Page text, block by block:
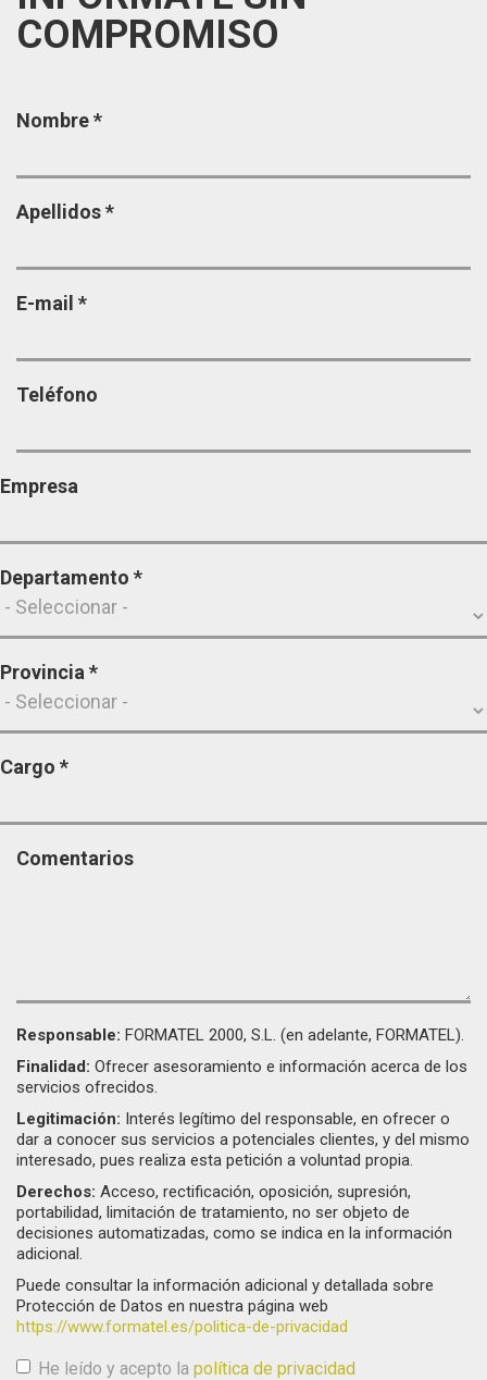
COMPROMISO
Nombre*
Apellidos*
E-mail *
Teléfono
Empresa
Departamento *
Provincia *
Cargo *
Comentarios
Responsable: FORMATEL 2000, S.L. (en adelante, FORMATEL).
Finalidad: Ofrecer asesoramiento e información acerca de los
servicios ofrecidos.
Legitimación: Interés legítimo del responsable, en ofrecer o
dar a conocer sus servicios a potenciales clientes, y del mismo
interesado, pues realiza esta petición a voluntad propia.
Derechos: Acceso, rectificación, oposición, supresión,
portabilidad, limitación de tratamiento, no ser objeto de
decisiones automatizadas, como se indica en la información
adicional.
Puede consultar la información adicional y detallada sobre
Protección de Datos en nuestra página web
https://www.formatel.es/politica-de-privacidad
He leído y acepto la política de privacidad